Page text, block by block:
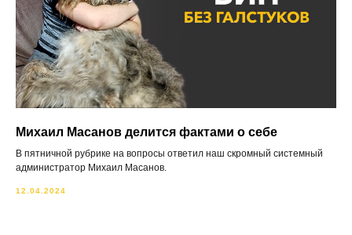
Михаил Масанов делится фактами о себе
В пятничной рубрике на вопросы ответил наш скромный системный
администратор Михаил Масанов.
12.04.2024